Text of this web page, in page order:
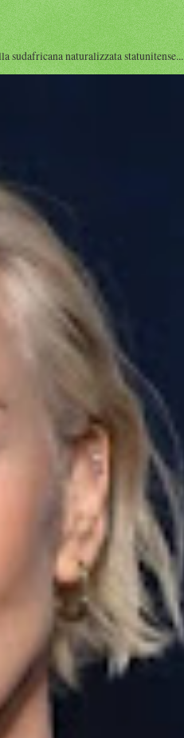
naturalizzata statunitense...